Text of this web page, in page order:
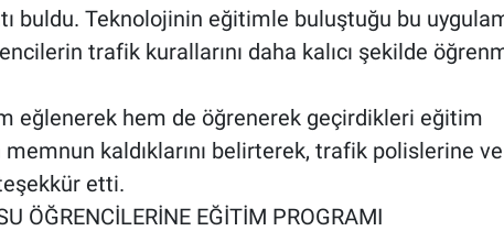
buldu. Teknolojinin eğitimle buluştuğu bu
trafik kurallarını daha kalıcı şekilde
eğlenerek hem de öğrenerek geçirdikleri eğitim
memnun kaldıklarını belirterek, trafik polislerine
etti.
ÖĞRENCİLERİNE EĞİTİM PROGRAMI